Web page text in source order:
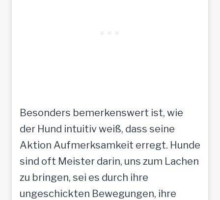
Besonders bemerkenswert ist, wie
der Hund intuitiv weiß, dass seine
Aktion Aufmerksamkeit erregt. Hunde
sind oft Meister darin, uns zum Lachen
zu bringen, sei es durch ihre
ungeschickten Bewegungen, ihre